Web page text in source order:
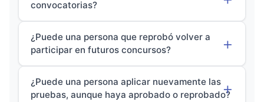
convocatorias?
¿Puede una persona que reprobó volver a
participar en futuros concursos?
¿Puede una persona aplicar nuevamente las
pruebas, aunque haya aprobado o reprobado?